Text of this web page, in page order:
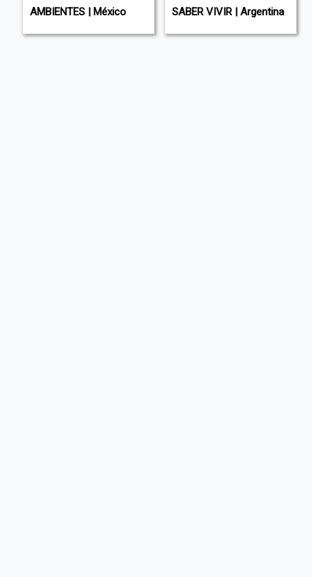
AMBIENTES | México SABER VIVIR | Argentina